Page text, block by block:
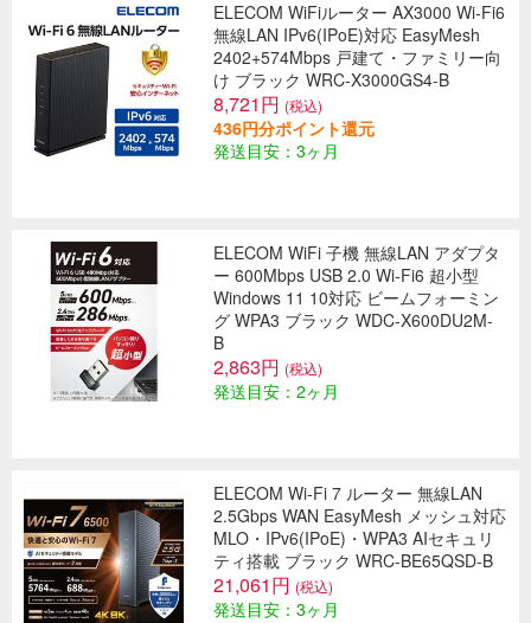
ELECOM WiFiルーター AX3000 Wi-Fi6
無線LAN IPv6(IPoE)対応 EasyMesh
2402+574Mbps 戸建て・ファミリー向
け ブラック WRC-X3000GS4-B
8,721円 (税込)
436円分ポイント還元
発送目安：3ヶ月
ELECOM WiFi 子機 無線LAN アダプタ
ー 600Mbps USB 2.0 Wi-Fi6 超小型
Windows 11 10対応 ビームフォーミン
グ WPA3 ブラック WDC-X600DU2M-
B
2,863円 (税込)
発送目安：2ヶ月
ELECOM Wi-Fi 7 ルーター 無線LAN
2.5Gbps WAN EasyMesh メッシュ対応
MLO・IPv6(IPoE)・WPA3 AIセキュリ
ティ搭載 ブラック WRC-BE65QSD-B
21,061円 (税込)
発送目安：3ヶ月